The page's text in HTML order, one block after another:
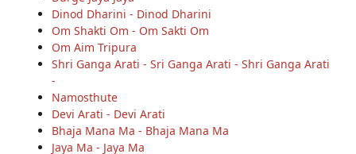
Dinod Dharini - Dinod Dharini
Om Shakti Om - Om Sakti Om
Om Aim Tripura
Shri Ganga Arati - Sri Ganga Arati - Shri Ganga Arati
-
Namosthute
Devi Arati - Devi Arati
Bhaja Mana Ma - Bhaja Mana Ma
Jaya Ma - Jaya Ma